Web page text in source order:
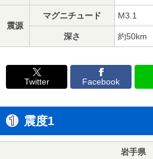
震源
マグニチュード M3.1
深さ 約50km
Twitter Facebook
震度1
岩手県